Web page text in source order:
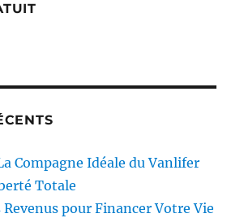
Compagne Idéale du Vanlifer
Totale
pour Financer Votre Vie